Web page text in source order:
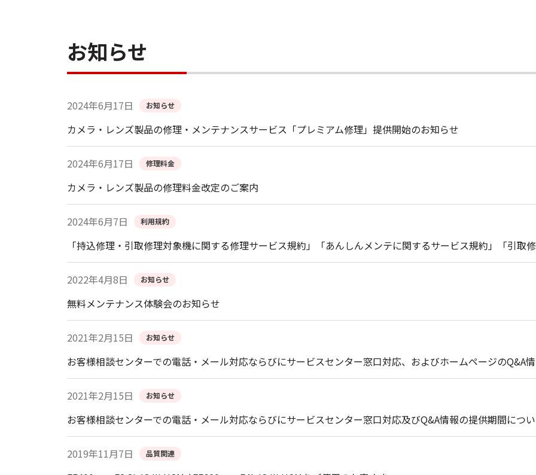
お知らせ
2024年6月17日 お知らせ
カメラ・レンズ製品の修理・メンテナンスサービス「プレミアム修理」提供開始のお知らせ
2024年6月17日 修理料金
カメラ・レンズ製品の修理料金改定のご案内
2024年6月7日 利用規約
「持込修理・引取修理対象機に関する修理サービス規約」「あんしんメンテに関するサービス規約」「引取
2022年4月8日 お知らせ
無料メンテナンス体験会のお知らせ
2021年2月15日 お知らせ
お客様相談センターでの電話・メール対応ならびにサービスセンター窓口対応、およびホームページのQ&A
2021年2月15日 お知らせ
お客様相談センターでの電話・メール対応ならびにサービスセンター窓口対応及びQ&A情報の提供期間につ
2019年11月7日 品質関連